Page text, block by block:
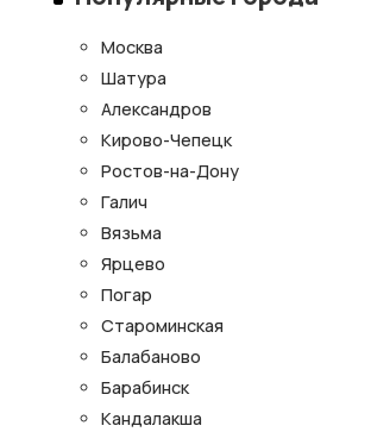
Москва
Шатура
Александров
Кирово-Чепецк
Ростов-на-Дону
Галич
Вязьма
Ярцево
Погар
Староминская
Балабаново
Барабинск
Кандалакша